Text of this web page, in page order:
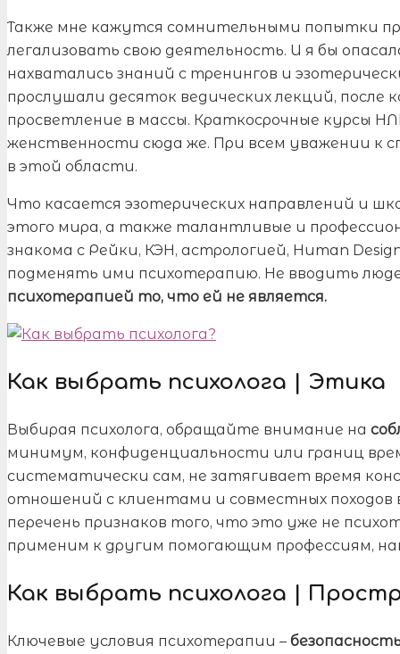
Также мне кажутся сомнительными попытки
легализовать свою деятельность. И я бы
нахватались знаний с тренингов и
прослушали десяток ведических лекций, после
просветление в массы. Краткосрочные курсы
женственности сюда же. При всем уважении к
в этой области.
Что касается эзотерических направлений и
этого мира, а также талантливые и
знакома с Рейки, КЭН, астрологией, Human
подменять ими психотерапию. Не вводить
психотерапией то, что ей не является.
Как выбрать психолога | Этика
Выбирая психолога, обращайте внимание на
минимум, конфиденциальности или границ
систематически сам, не затягивает время
отношений с клиентами и совместных
перечень признаков того, что это уже не
применим к другим помогающим профессиям,
Как выбрать психолога |
Ключевые условия психотерапии –